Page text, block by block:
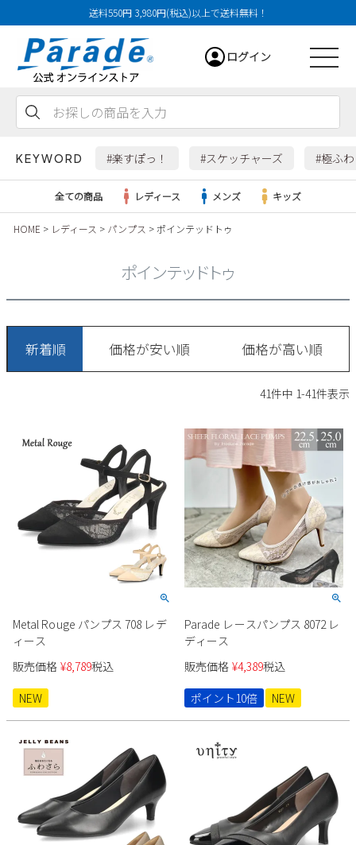
送料550円 3,980円(税込)以上で送料無料！
ログイン
KEYWORD #楽すぽっ！ #スケッチャーズ #極ふ
すべての商品
パンプス
ローファー
カジュアルシューズ
ブーツ
Parade
SKECHERS
moz
new balance
レインシューズ
スニーカー
ビジネス・ドレスシューズ
ブーツ
Parade
SKECHERS
すべての商品
サンダル
レインシューズ
スニーカー
フォーマル
ブーツ
Parade
SKECHERS
new balance
asics
すべての商品
レディース新入荷
すべての商品
レディースSALE
メンズSALE
キッズSALE
バッグ
リュック
ボディバッグ
ハンドバッグ
ビジネスバッグ
トートバッグ
ショルダーバッグ
ケア用品
雑貨
詳細検索
ご利用ガイド
会員サービス
お問い合わせ
全ての商品 レディース メンズ キッズ
HOME レディース パンプス ポインテッドトゥ
ポインテッドトゥ
新着順 価格が安い順 価格が高い順
41件中 1-41件表示
Metal Rouge パンプス 708 レデ
ィース
販売価格 ¥8,789税込
NEW
Parade レースパンプス 8072 レ
ディース
販売価格 ¥4,389税込
ポイント10倍
NEW